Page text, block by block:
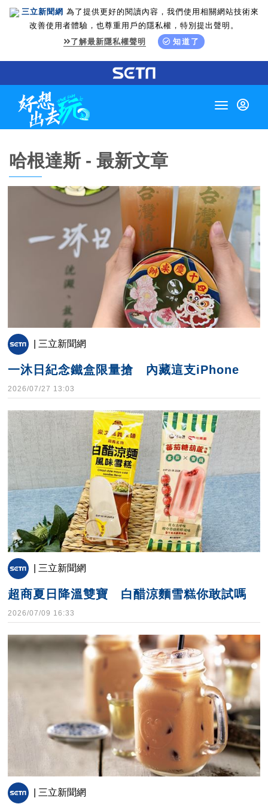
三立新聞網 為了提供更好的閱讀內容，我們使用相關網站技術來
改善使用者體驗，也尊重用戶的隱私權，特別提出聲明。
了解最新隱私權聲明
知道了
Toggle
哈根達斯 - 最新文章
| 三立新聞網
一沐日紀念鐵盒限量搶 內藏這支iPhone
2026/07/27 13:03
| 三立新聞網
超商夏日降溫雙寶 白醋涼麵雪糕你敢試嗎
2026/07/09 16:33
| 三立新聞網